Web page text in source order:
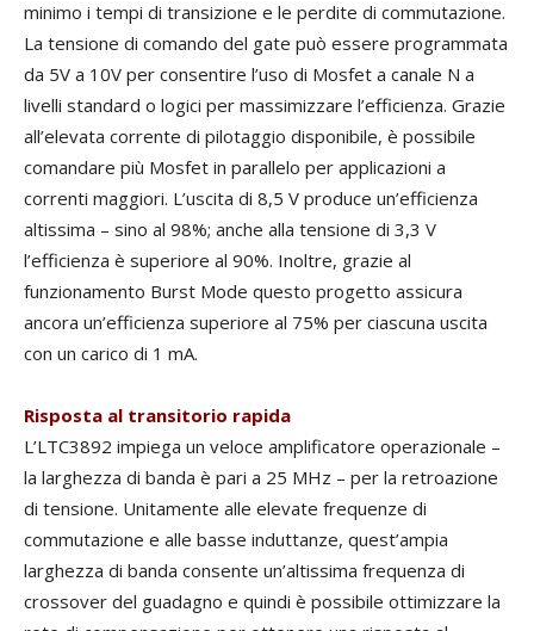
minimo i tempi di transizione e le perdite di commutazione.
La tensione di comando del gate può essere programmata
da 5V a 10V per consentire l’uso di Mosfet a canale N a
livelli standard o logici per massimizzare l’efficienza. Grazie
all’elevata corrente di pilotaggio disponibile, è possibile
comandare più Mosfet in parallelo per applicazioni a
correnti maggiori. L’uscita di 8,5 V produce un’efficienza
altissima – sino al 98%; anche alla tensione di 3,3 V
l’efficienza è superiore al 90%. Inoltre, grazie al
funzionamento Burst Mode questo progetto assicura
ancora un’efficienza superiore al 75% per ciascuna uscita
con un carico di 1 mA.
Risposta al transitorio rapida
L’LTC3892 impiega un veloce amplificatore operazionale –
la larghezza di banda è pari a 25 MHz – per la retroazione
di tensione. Unitamente alle elevate frequenze di
commutazione e alle basse induttanze, quest’ampia
larghezza di banda consente un’altissima frequenza di
crossover del guadagno e quindi è possibile ottimizzare la